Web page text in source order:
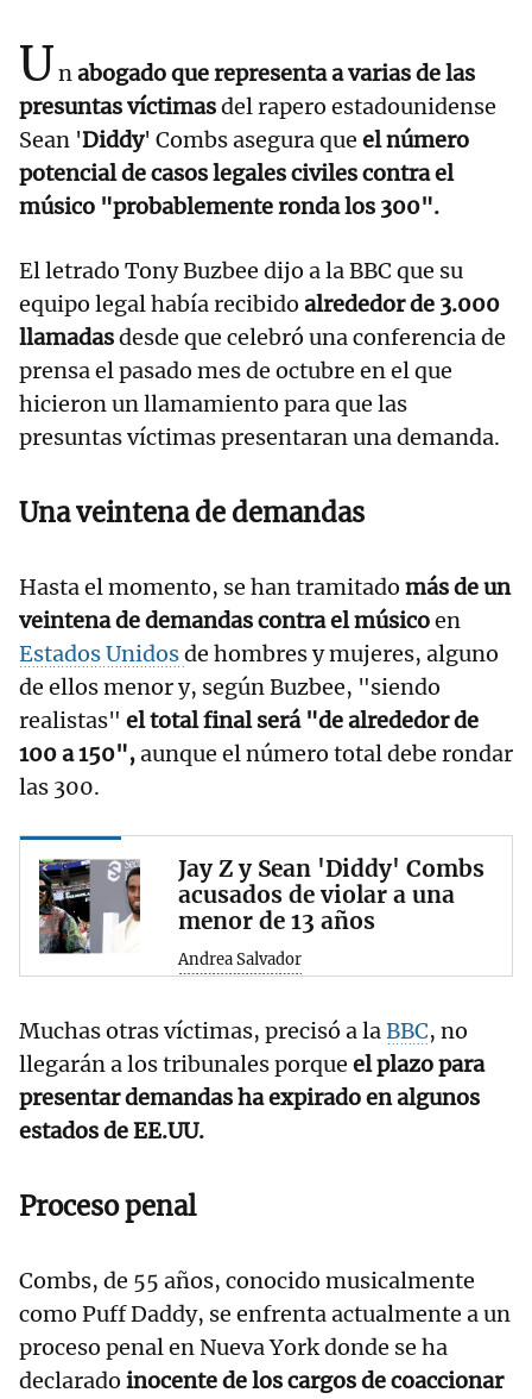
Unabogado que representa a varias de las
presuntas víctimasdel rapero estadounidense
Sean 'Diddy' Combs asegura que el número
potencial de casos legales civiles contra el
músico "probablemente ronda los 300".
El letrado Tony Buzbee dijo a la BBC que su
equipo legal había recibido alrededor de 3.000
llamadasdesde que celebró una conferencia de
prensa el pasado mes de octubre en el que
hicieron un llamamiento para que las
presuntas víctimas presentaran una demanda.
Una veintena de demandas
Hasta el momento, se han tramitado más de un
veintena de demandas contra el músicoen
Estados Unidosde hombres y mujeres, alguno
de ellos menor y, según Buzbee, "siendo
realistas" el total final será "de alrededor de
100 a 150",aunque el número total debe rondar
las 300.
Jay Z y Sean 'Diddy' Combs
acusados de violar a una
menor de 13 años
Andrea Salvador
Muchas otras víctimas, precisó a laBBC, no
llegarán a los tribunales porque el plazo para
presentar demandas ha expirado en algunos
estados de EE.UU.
Proceso penal
Combs, de 55 años, conocido musicalmente
como Puff Daddy, se enfrenta actualmente a un
proceso penal en Nueva York donde se ha
declarado inocente de los cargos de coaccionar